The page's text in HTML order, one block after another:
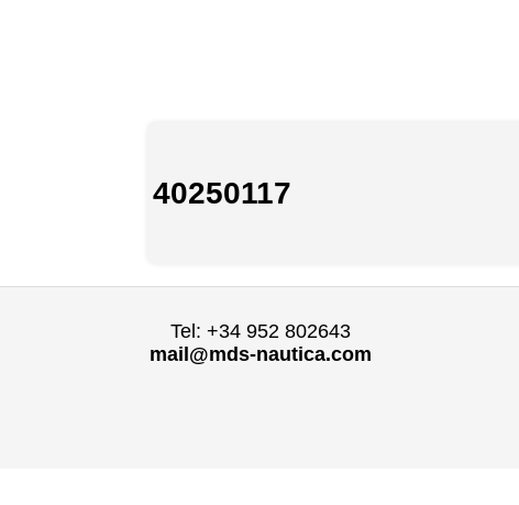
40250117
Tel: +34 952 802643
mail@mds-nautica.com